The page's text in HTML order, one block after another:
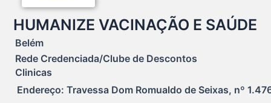
HUMANIZE VACINAÇÃO E SAÚDE
Belém
Rede Credenciada/Clube de Descontos
Clinicas
Endereço: Travessa Dom Romualdo de Seixas, nº